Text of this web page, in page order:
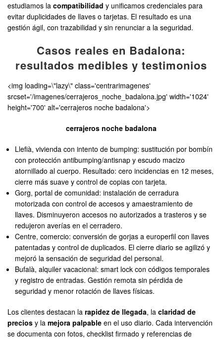
estudiamos la compatibilidad y unificamos credenciales para
evitar duplicidades de llaves o tarjetas. El resultado es una
gestión ágil, con trazabilidad y sin renunciar a la seguridad.
Casos reales en Badalona:
resultados medibles y testimonios
<img loading=\"lazy\" class='centrarimagenes'
srcset='/imagenes/cerrajeros_noche_badalona.jpg' width='1024'
height='700' alt='cerrajeros noche badalona'>
cerrajeros noche badalona
Llefià, vivienda con intento de bumping: sustitución por bombín
con protección antibumping/antisnap y escudo macizo
atornillado al cuerpo. Resultado: cero incidencias en 12 meses,
cierre más suave y control de copias con tarjeta.
Gorg, portal de comunidad: instalación de cerradura
motorizada con control de accesos y amaestramiento de
llaves. Disminuyeron accesos no autorizados a trasteros y se
redujeron averías en el cerradero.
Centre, comercio: conversión de gorjas a europerfil con llaves
patentadas y control de duplicados. El cierre diario se agilizó y
mejoró la sensación de seguridad del personal.
Bufalà, alquiler vacacional: smart lock con códigos temporales
y registro de entradas. Gestión remota sin pérdida de
seguridad y menor rotación de llaves físicas.
Los clientes destacan la rapidez de llegada, la claridad de
precios y la mejora palpable en el uso diario. Cada intervención
se documenta con fotos, checklist firmado y referencias de